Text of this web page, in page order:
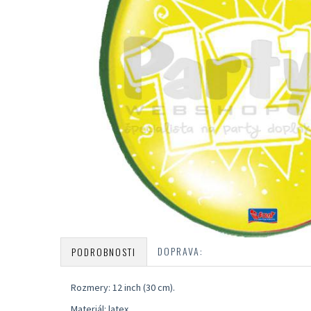
PODROBNOSTI DOPRAVA:
Rozmery: 12 inch (30 cm).